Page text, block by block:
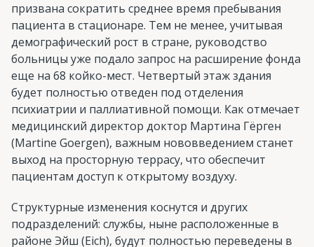
призвана сократить среднее время пребывания
пациента в стационаре. Тем не менее, учитывая
демографический рост в стране, руководство
больницы уже подало запрос на расширение фонда
еще на 68 койко-мест. Четвертый этаж здания
будет полностью отведен под отделения
психиатрии и паллиативной помощи. Как отмечает
медицинский директор доктор Мартина Гёрген
(Martine Goergen), важным нововведением станет
выход на просторную террасу, что обеспечит
пациентам доступ к открытому воздуху.
Структурные изменения коснутся и других
подразделений: службы, ныне расположенные в
районе Эйш (Eich), будут полностью переведены в